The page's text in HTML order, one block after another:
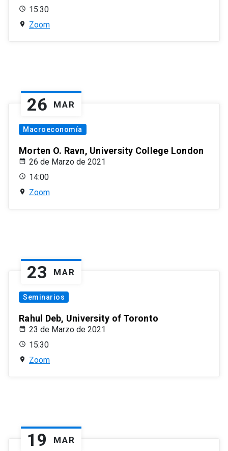
15:30
Zoom
26 MAR
Macroeconomía
Morten O. Ravn, University College London
26 de Marzo de 2021
14:00
Zoom
23 MAR
Seminarios
Rahul Deb, University of Toronto
23 de Marzo de 2021
15:30
Zoom
19 MAR